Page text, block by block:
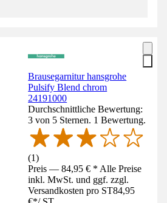
Brausegarnitur hansgrohe
Pulsify Blend chrom
24191000
Durchschnittliche Bewertung:
3 von 5 Sternen. 1 Bewertung.
(1)
Preis — 84,95 € * Alle Preise
inkl. MwSt. und ggf. zzgl.
Versandkosten pro ST84,95